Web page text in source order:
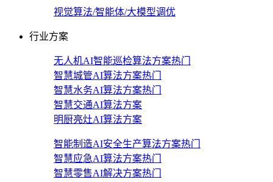
视觉算法/智能体/大模型调优
行业方案
无人机AI智能巡检算法方案热门
智慧城管AI算法方案热门
智慧水务AI算法方案热门
智慧交通AI算法方案
明厨亮灶AI算法方案
智能制造AI安全生产算法方案热门
智慧应急AI算法方案热门
智慧零售AI解决方案热门